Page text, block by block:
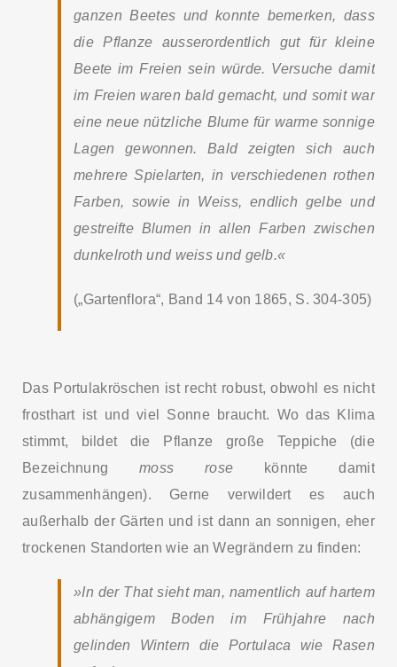
ganzen Beetes und konnte bemerken, dass
die Pflanze ausserordentlich gut für kleine
Beete im Freien sein würde. Versuche damit
im Freien waren bald gemacht, und somit war
eine neue nützliche Blume für warme sonnige
Lagen gewonnen. Bald zeigten sich auch
mehrere Spielarten, in verschiedenen rothen
Farben, sowie in Weiss, endlich gelbe und
gestreifte Blumen in allen Farben zwischen
dunkelroth und weiss und gelb.«
(„Gartenflora“, Band 14 von 1865, S. 304-305)
Das Portulakröschen ist recht robust, obwohl es nicht
frosthart ist und viel Sonne braucht. Wo das Klima
stimmt, bildet die Pflanze große Teppiche (die
Bezeichnungmoss rose könnte damit
zusammenhängen). Gerne verwildert es auch
außerhalb der Gärten und ist dann an sonnigen, eher
trockenen Standorten wie an Wegrändern zu finden:
»In der That sieht man, namentlich auf hartem
abhängigem Boden im Frühjahre nach
gelinden Wintern die Portulaca wie Rasen